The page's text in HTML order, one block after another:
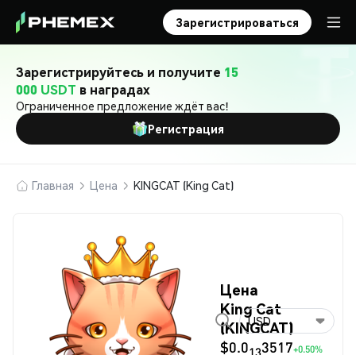
Зарегистрироваться
Зарегистрируйтесь и получите 15
000 USDT в наградах
Ограниченное предложение ждёт вас!
Регистрация
Главная Цена KINGCAT (King Cat)
Цена
King Cat
(KINGCAT)
$0.0133517+0.50%
USD